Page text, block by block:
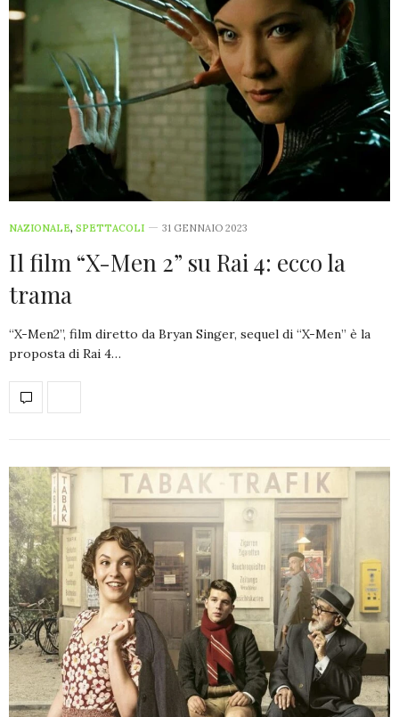
NAZIONALE, SPETTACOLI 31 GENNAIO 2023
Il film “X-Men 2” su Rai 4: ecco la
trama
“X-Men2”, film diretto da Bryan Singer, sequel di “X-Men” è la
proposta di Rai 4…